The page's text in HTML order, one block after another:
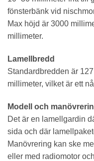
fönsterbänk vid
Max höjd är 3000
millimeter.
Lamellbredd
Standardbredden är
millimeter, vilket är ett
Modell och
Det är en lamellgardin
sida och där
Manövrering kan ske
eller med radiomotor